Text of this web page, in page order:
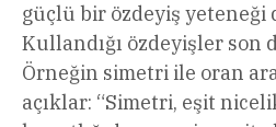
güçlü bir özdeyiş yeteneği
Kullandığı özdeyişler son
Örneğin simetri ile oran
açıklar: “Simetri, eşit